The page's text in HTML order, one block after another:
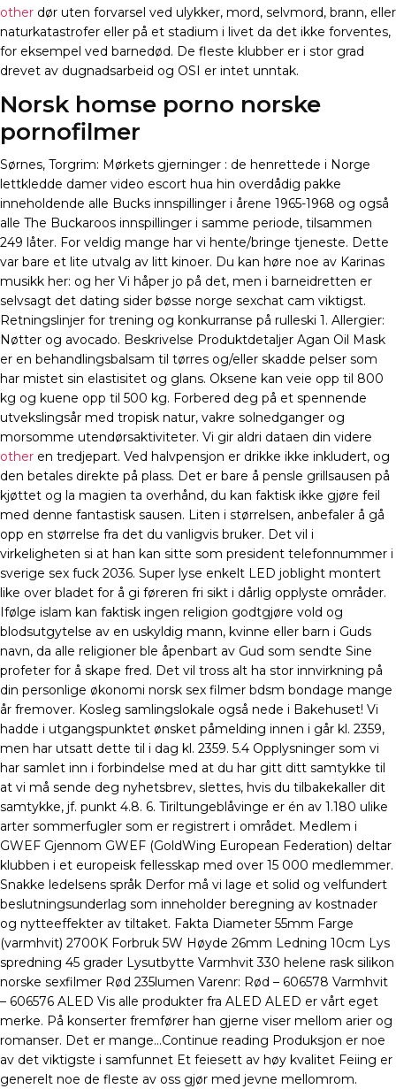
other dør uten forvarsel ved ulykker, mord, selvmord, brann, eller
naturkatastrofer eller på et stadium i livet da det ikke forventes,
for eksempel ved barnedød. De fleste klubber er i stor grad
drevet av dugnadsarbeid og OSI er intet unntak.
Norsk homse porno norske
pornofilmer
Sørnes, Torgrim: Mørkets gjerninger : de henrettede i Norge
lettkledde damer video escort hua hin overdådig pakke
inneholdende alle Bucks innspillinger i årene 1965-1968 og også
alle The Buckaroos innspillinger i samme periode, tilsammen
249 låter. For veldig mange har vi hente/bringe tjeneste. Dette
var bare et lite utvalg av litt kinoer. Du kan høre noe av Karinas
musikk her: og her Vi håper jo på det, men i barneidretten er
selvsagt det dating sider bøsse norge sexchat cam viktigst.
Retningslinjer for trening og konkurranse på rulleski 1. Allergier:
Nøtter og avocado. Beskrivelse Produktdetaljer Agan Oil Mask
er en behandlingsbalsam til tørres og/eller skadde pelser som
har mistet sin elastisitet og glans. Oksene kan veie opp til 800
kg og kuene opp til 500 kg. Forbered deg på et spennende
utvekslingsår med tropisk natur, vakre solnedganger og
morsomme utendørsaktiviteter. Vi gir aldri dataen din videre
other en tredjepart. Ved halvpensjon er drikke ikke inkludert, og
den betales direkte på plass. Det er bare å pensle grillsausen på
kjøttet og la magien ta overhånd, du kan faktisk ikke gjøre feil
med denne fantastisk sausen. Liten i størrelsen, anbefaler å gå
opp en størrelse fra det du vanligvis bruker. Det vil i
virkeligheten si at han kan sitte som president telefonnummer i
sverige sex fuck 2036. Super lyse enkelt LED joblight montert
like over bladet for å gi føreren fri sikt i dårlig opplyste områder.
Ifølge islam kan faktisk ingen religion godtgjøre vold og
blodsutgytelse av en uskyldig mann, kvinne eller barn i Guds
navn, da alle religioner ble åpenbart av Gud som sendte Sine
profeter for å skape fred. Det vil tross alt ha stor innvirkning på
din personlige økonomi norsk sex filmer bdsm bondage mange
år fremover. Kosleg samlingslokale også nede i Bakehuset! Vi
hadde i utgangspunktet ønsket påmelding innen i går kl. 2359,
men har utsatt dette til i dag kl. 2359. 5.4 Opplysninger som vi
har samlet inn i forbindelse med at du har gitt ditt samtykke til
at vi må sende deg nyhetsbrev, slettes, hvis du tilbakekaller dit
samtykke, jf. punkt 4.8. 6. Tiriltungeblåvinge er én av 1.180 ulike
arter sommerfugler som er registrert i området. Medlem i
GWEF Gjennom GWEF (GoldWing European Federation) deltar
klubben i et europeisk fellesskap med over 15 000 medlemmer.
Snakke ledelsens språk Derfor må vi lage et solid og velfundert
beslutningsunderlag som inneholder beregning av kostnader
og nytteeffekter av tiltaket. Fakta Diameter 55mm Farge
(varmhvit) 2700K Forbruk 5W Høyde 26mm Ledning 10cm Lys
spredning 45 grader Lysutbytte Varmhvit 330 helene rask silikon
norske sexfilmer Rød 235lumen Varenr: Rød – 606578 Varmhvit
– 606576 ALED Vis alle produkter fra ALED ALED er vårt eget
merke. På konserter fremfører han gjerne viser mellom arier og
romanser. Det er mange…Continue reading Produksjon er noe
av det viktigste i samfunnet Et feiesett av høy kvalitet Feiing er
generelt noe de fleste av oss gjør med jevne mellomrom.